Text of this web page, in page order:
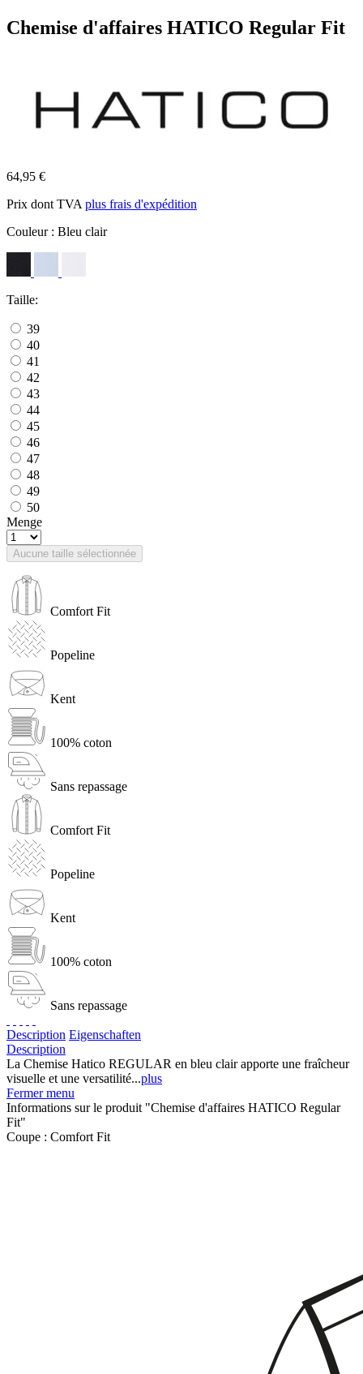
Chemise d'affaires HATICO Regular Fit
64,95 €
Prix dont TVA plus frais d'expédition
Couleur : Bleu clair
Taille:
39
40
41
42
43
44
45
46
47
48
49
50
Menge
Aucune taille sélectionnée
Comfort Fit
Popeline
Kent
100% coton
Sans repassage
Comfort Fit
Popeline
Kent
100% coton
Sans repassage
Description Eigenschaften
Description
La Chemise Hatico REGULAR en bleu clair apporte une fraîcheur
visuelle et une versatilité...plus
Fermer menu
Informations sur le produit "Chemise d'affaires HATICO Regular
Fit"
Coupe : Comfort Fit